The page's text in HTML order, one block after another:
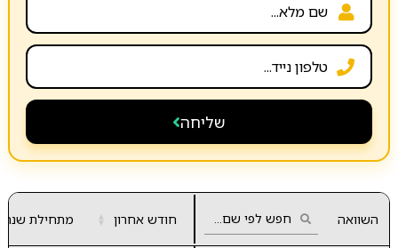
שליחה
השוואה חודש אחרון ▲
▼ מתחילת שנה